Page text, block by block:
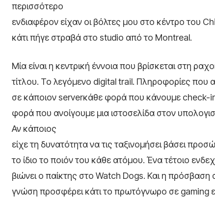
περισσότερο
ενδιαφέρον είχαν οι βόλτες μου στο κέντρο του
κάτι πήγε στραβά στο studio από το Montreal.
Μία είναι η κεντρική έννοια που βρίσκεται στη
τίτλου. Το λεγόμενο digital trail. Πληροφορίες που
σε κάποιον serverκάθε φορά που κάνουμε
φορά που ανοίγουμε μια ιστοσελίδα στον
Αν κάποιος
είχε τη δυνατότητα να τις ταξινομήσει βάσει
το ίδιο το ποιόν του κάθε ατόμου. Ένα τέτοιο
βιώνει ο παίκτης στο Watch Dogs. Και η πρόσβαση
γνώση προσφέρει κάτι το πρωτόγνωρο σε gaming